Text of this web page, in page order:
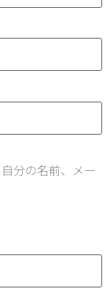
分の名前、メー